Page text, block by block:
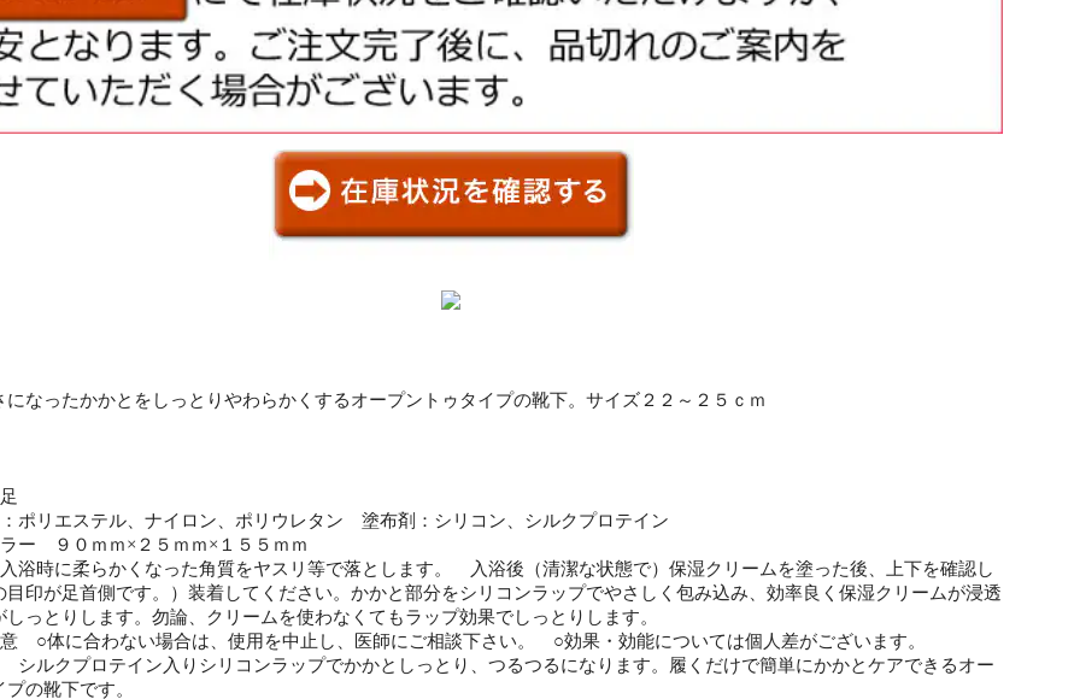
になったかかとをしっとりやわらかくするオープントゥタイプの靴下。サイズ２２～２５ｃｍ
足
ポリエステル、ナイロン、ポリウレタン 塗布剤：シリコン、シルクプロテイン
ー ９０ｍｍ×２５ｍｍ×１５５ｍｍ
浴時に柔らかくなった角質をヤスリ等で落とします。 入浴後（清潔な状態で）保湿クリームを塗った後、上下を確認し
目印が足首側です。）装着してください。かかと部分をシリコンラップでやさしく包み込み、効率良く保湿クリームが浸透
しっとりします。勿論、クリームを使わなくてもラップ効果でしっとりします。
○体に合わない場合は、使用を中止し、医師にご相談下さい。 ○効果・効能については個人差がございます。
シルクプロテイン入りシリコンラップでかかとしっとり、つるつるになります。履くだけで簡単にかかとケアできるオー
の靴下です。